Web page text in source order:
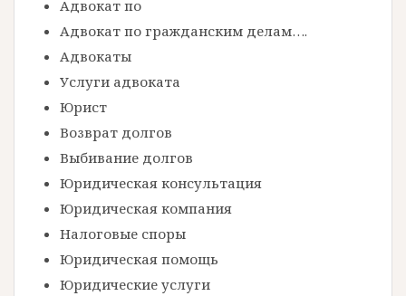
Адвокат по
Адвокат по гражданским делам….
Адвокаты
Услуги адвоката
Юрист
Возврат долгов
Выбивание долгов
Юридическая консультация
Юридическая компания
Налоговые споры
Юридическая помощь
Юридические услуги